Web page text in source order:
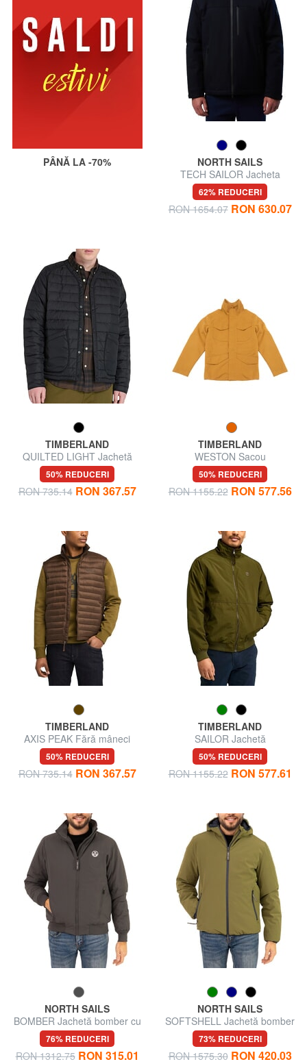
PÂNĂ LA -70%
NORTH SAILS
TECH SAILOR Jacheta
impermeabila
62% REDUCERI
RON 1654.07 RON 630.07
TIMBERLAND
QUILTED LIGHT Jachetă
ușoară
50% REDUCERI
RON 735.14 RON 367.57
TIMBERLAND
WESTON Sacou
50% REDUCERI
RON 1155.22 RON 577.56
TIMBERLAND
AXIS PEAK Fără mâneci
50% REDUCERI
RON 735.14 RON 367.57
TIMBERLAND
SAILOR Jachetă
50% REDUCERI
RON 1155.22 RON 577.61
NORTH SAILS
BOMBER Jachetă bomber cu
fermoar complet
76% REDUCERI
RON 1312.75 RON 315.01
NORTH SAILS
SOFTSHELL Jachetă bomber
cu glugă
73% REDUCERI
RON 1575.30 RON 420.03